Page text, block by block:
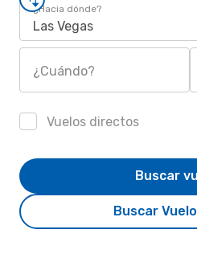
¿Hacia dónde?
Las Vegas
¿Cuándo?
Vuelos directos
Buscar
Buscar